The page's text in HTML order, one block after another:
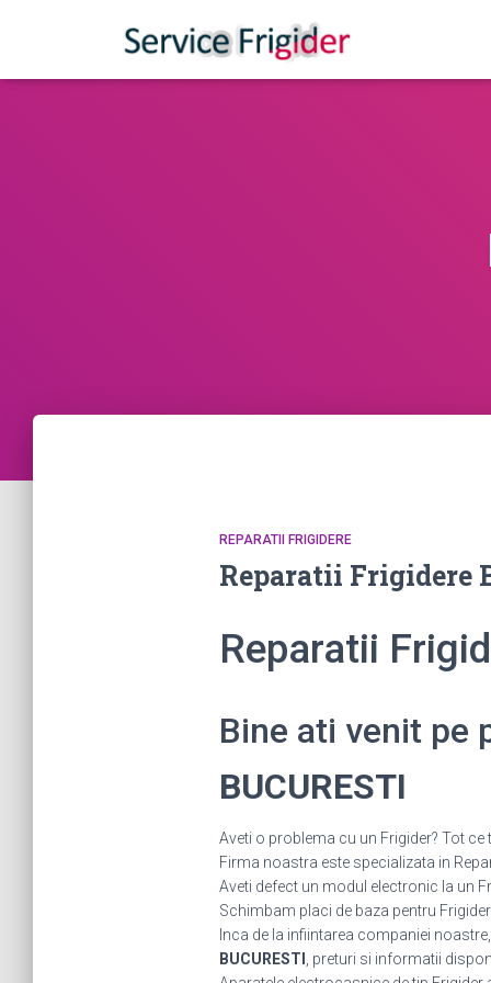
REPARATII FRIGIDERE
Reparatii Frigidere
Reparatii
Bine ati venit pe
BUCURESTI
Aveti o problema cu un Frigider? Tot
Firma noastra este specializata in
Aveti defect un modul electronic la un
Schimbam placi de baza pentru
Inca de la infiintarea companiei
BUCURESTI
, preturi si informatii